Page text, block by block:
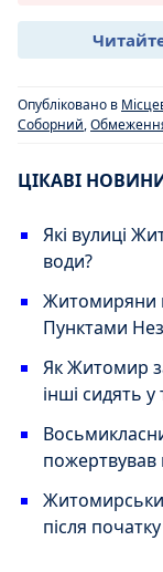
Опубліковано в
Соборний,
ЦІКАВІ
Які вулиці
води?
Житомиряни
Пунктами
Як Житомир
інші сидять у
пожертвував
після